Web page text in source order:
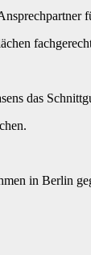
das
in Berlin